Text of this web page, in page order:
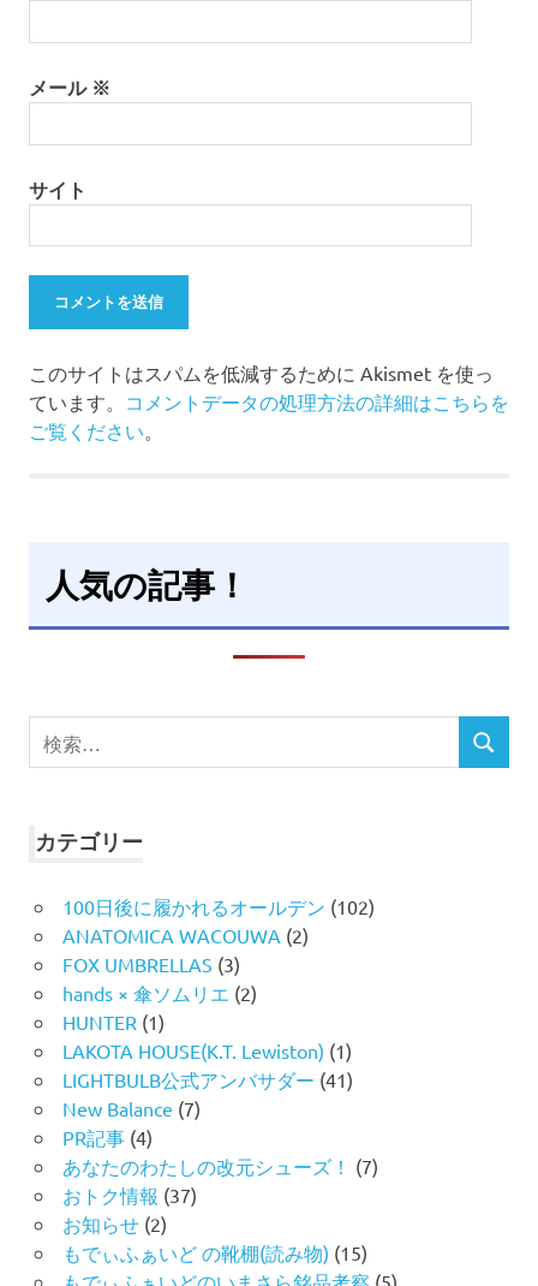
メール ※
サイト
このサイトはスパムを低減するために Akismet を使っ
ています。 コメントデータの処理方法の詳細はこちらを
ご覧ください。
人気の記事！
検
索
検
カテゴリー
100日後に履かれるオールデン (102)
ANATOMICA WACOUWA (2)
FOX UMBRELLAS (3)
hands × 傘ソムリエ (2)
HUNTER (1)
LAKOTA HOUSE(K.T. Lewiston) (1)
LIGHTBULB公式アンバサダー (41)
New Balance (7)
PR記事(4)
あなたのわたしの改元シューズ！ (7)
おトク情報 (37)
お知らせ(2)
もでぃふぁいど の靴棚(読み物) (15)
もでぃふぁいどのいまさら銘品考察 (5)